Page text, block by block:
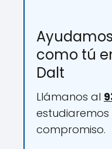
como tú
Dalt
Llámanos al
estudiaremos
compromiso.